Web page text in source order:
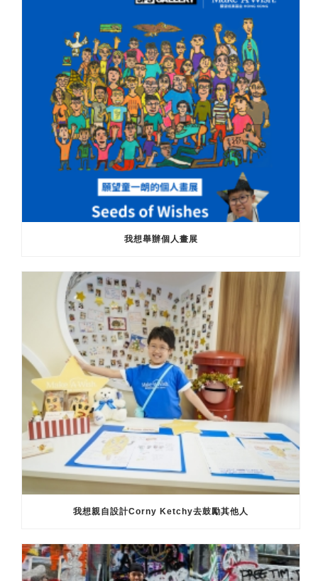
我想舉辦個人畫展
我想親自設計Corny Ketchy去鼓勵其他人